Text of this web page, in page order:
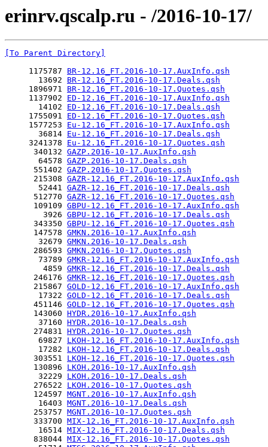
erinrv.qscalp.ru - /2016-10-17/
[To Parent Directory]
     1175787
BR-12.16_FT.2016-10-17.AuxInfo.qsh
       13692
BR-12.16_FT.2016-10-17.Deals.qsh
     1896971
BR-12.16_FT.2016-10-17.Quotes.qsh
     1137902
ED-12.16_FT.2016-10-17.AuxInfo.qsh
       14102
ED-12.16_FT.2016-10-17.Deals.qsh
     1755091
ED-12.16_FT.2016-10-17.Quotes.qsh
     1577253
Eu-12.16_FT.2016-10-17.AuxInfo.qsh
       36814
Eu-12.16_FT.2016-10-17.Deals.qsh
     3241378
Eu-12.16_FT.2016-10-17.Quotes.qsh
      340132
GAZP.2016-10-17.AuxInfo.qsh
       64578
GAZP.2016-10-17.Deals.qsh
      551402
GAZP.2016-10-17.Quotes.qsh
      215308
GAZR-12.16_FT.2016-10-17.AuxInfo.qsh
       52441
GAZR-12.16_FT.2016-10-17.Deals.qsh
      512770
GAZR-12.16_FT.2016-10-17.Quotes.qsh
      109109
GBPU-12.16_FT.2016-10-17.AuxInfo.qsh
        3926
GBPU-12.16_FT.2016-10-17.Deals.qsh
      343350
GBPU-12.16_FT.2016-10-17.Quotes.qsh
      147578
GMKN.2016-10-17.AuxInfo.qsh
       32679
GMKN.2016-10-17.Deals.qsh
      286593
GMKN.2016-10-17.Quotes.qsh
       73789
GMKR-12.16_FT.2016-10-17.AuxInfo.qsh
        4859
GMKR-12.16_FT.2016-10-17.Deals.qsh
      246176
GMKR-12.16_FT.2016-10-17.Quotes.qsh
      215867
GOLD-12.16_FT.2016-10-17.AuxInfo.qsh
       17322
GOLD-12.16_FT.2016-10-17.Deals.qsh
      451146
GOLD-12.16_FT.2016-10-17.Quotes.qsh
      143060
HYDR.2016-10-17.AuxInfo.qsh
       37160
HYDR.2016-10-17.Deals.qsh
      274831
HYDR.2016-10-17.Quotes.qsh
       69827
LKOH-12.16_FT.2016-10-17.AuxInfo.qsh
       17282
LKOH-12.16_FT.2016-10-17.Deals.qsh
      303551
LKOH-12.16_FT.2016-10-17.Quotes.qsh
      130896
LKOH.2016-10-17.AuxInfo.qsh
       32229
LKOH.2016-10-17.Deals.qsh
      276522
LKOH.2016-10-17.Quotes.qsh
      124597
MGNT.2016-10-17.AuxInfo.qsh
       16403
MGNT.2016-10-17.Deals.qsh
      253757
MGNT.2016-10-17.Quotes.qsh
      333700
MIX-12.16_FT.2016-10-17.AuxInfo.qsh
       16514
MIX-12.16_FT.2016-10-17.Deals.qsh
      838044
MIX-12.16_FT.2016-10-17.Quotes.qsh